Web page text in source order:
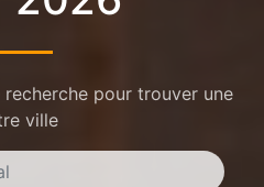
pour trouver une
ville